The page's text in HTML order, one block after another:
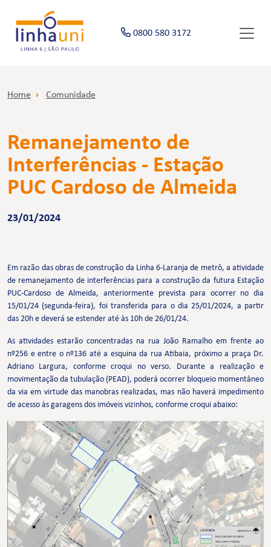
0800 580 3172
Home Comunidade
Remanejamento de
Interferências - Estação
PUC Cardoso de Almeida
23/01/2024
Em razão das obras de construção da Linha 6-Laranja de metrô, a atividade
de remanejamento de interferências para a construção da futura Estação
PUC-Cardoso de Almeida, anteriormente prevista para ocorrer no dia
15/01/24 (segunda-feira), foi transferida para o dia 25/01/2024, a partir
das 20h e deverá se estender até às 10h de 26/01/24.
As atividades estarão concentradas na rua João Ramalho em frente ao
nº256 e entre o nº136 até a esquina da rua Atibaia, próximo a praça Dr.
Adriano Largura, conforme croqui no verso. Durante a realização e
movimentação da tubulação (PEAD), poderá ocorrer bloqueio momentâneo
da via em virtude das manobras realizadas, mas não haverá impedimento
de acesso às garagens dos imóveis vizinhos, conforme croqui abaixo: